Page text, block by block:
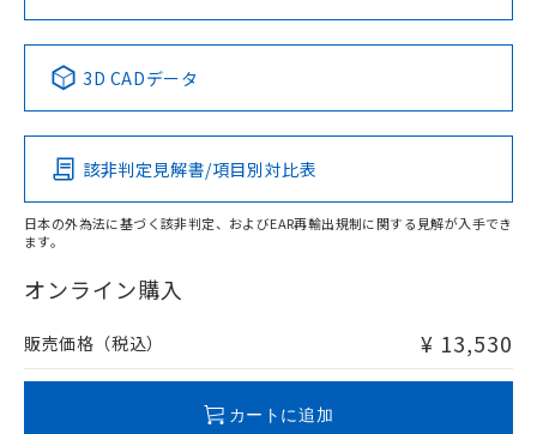
以上、n: 40mm以上
検出領域
Pb Hg Cd Cr(VI)
O
在庫等で未対応品が混在する可能性があります。
問い合わせください。
No No No No
この製品の規格認証/適合状況ページへ
その他の認証はこちらのページからご検索ください
3D CADデータ
該非判定見解書/項目別対比表
日本の外為法に基づく該非判定、およびEAR再輸出規制に関する見解が入手でき
ます。
オンライン購入
販売価格（税込） ¥ 13,530
カートに追加